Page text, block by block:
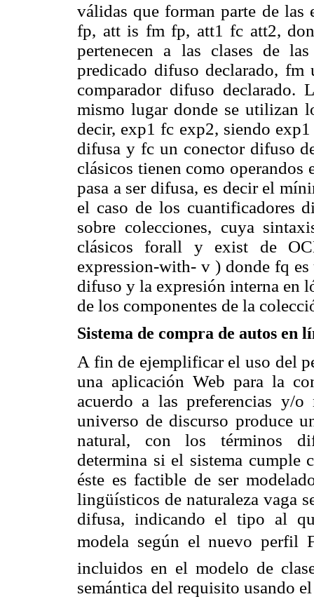
válidas que forman parte de
fp, att is fm fp, att1fc att2,
pertenecen a las clases de
predicado difuso declarado,
comparador difuso declarado.
mismo lugar donde se utilizan
decir, exp1fc exp2, siendo exp
difusa y fc un conector difuso
clásicos tienen como operandos
pasa a ser difusa, es decir el
el caso de los cuantificadores
sobre colecciones, cuya
clásicos forall y exist de
expression-with- v ) donde fq
difuso y la expresión interna en
de los componentes de la
Sistema de compra de autos en
A fin de ejemplificar el uso del
una aplicación Web para la
acuerdo a las preferencias y/
universo de discurso produce
natural, con los términos
determina si el sistema cumple
éste es factible de ser
lingüísticos de naturaleza vaga
difusa, indicando el tipo al
modela según el nuevo perfil
incluidos en el modelo de
semántica del requisito usando